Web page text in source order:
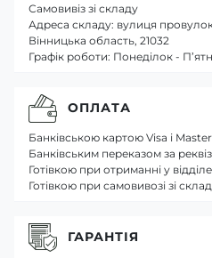
Самовивіз зі складу
Адреса складу: вулиця
Вінницька область, 21032
Графік роботи: Понеділок -
ОПЛАТА
Банківською картою Visa і
Банківським переказом за
Готівкою при отриманні у
Готівкою при самовивозі зі
ГАРАНТІЯ